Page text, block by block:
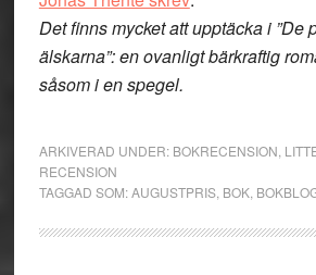
Det finns mycket att upptäcka i ”De
älskarna”: en ovanligt bärkraftig
såsom i en spegel.
ARKIVERAD UNDER: BOKRECENSION
RECENSION
TAGGAD SOM:AUGUSTPRIS, BOK,